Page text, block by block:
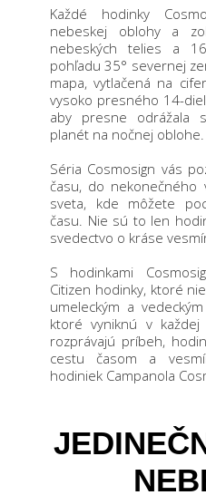
Každé hodinky
nebeskej oblohy a
nebeských telies a
pohľadu 35° severnej
mapa, vytlačená na
vysoko presného 14-
aby presne odrážala
planét na nočnej oblohe.
Séria Cosmosign vás
času, do nekonečného
sveta, kde môžete
času. Nie sú to len
svedectvo o kráse
S hodinkami
Citizen hodinky, ktoré
umeleckým a
ktoré vyniknú v
rozprávajú príbeh,
cestu časom a
hodiniek Campanola